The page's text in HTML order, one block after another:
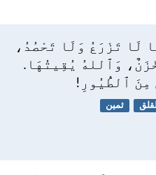
لَا تَزْرَعُ وَلَا تَحْصُدُ،
وَٱللهُ يُقِيتُهَا.
مِنَ ٱلطُّيُورِ!
ثمين